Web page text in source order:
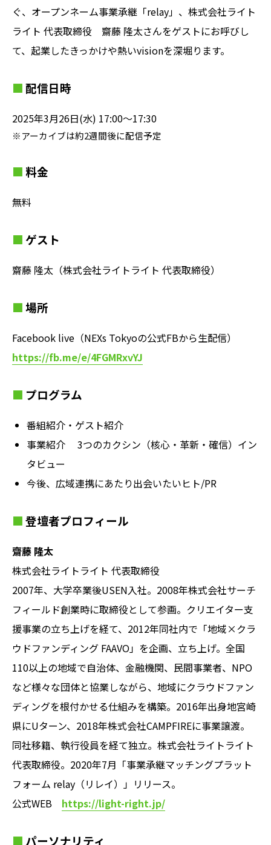
ぐ、オープンネーム事業承継「relay」、株式会社ライト
ライト 代表取締役 齋藤 隆太さんをゲストにお呼びし
て、起業したきっかけや熱いvisionを深堀ります。
配信日時
2025年3月26日(水) 17:00〜17:30
※アーカイブは約2週間後に配信予定
料金
無料
ゲスト
齋藤 隆太（株式会社ライトライト 代表取締役）
場所
Facebook live（NEXs Tokyoの公式FBから生配信）
https://fb.me/e/4FGMRxvYJ
プログラム
番組紹介・ゲスト紹介
事業紹介 3つのカクシン（核心・革新・確信）イン
タビュー
今後、広域連携にあたり出会いたいヒト/PR
登壇者プロフィール
齋藤 隆太
株式会社ライトライト 代表取締役
2007年、大学卒業後USEN入社。2008年株式会社サーチ
フィールド創業時に取締役として参画。クリエイター支
援事業の立ち上げを経て、2012年同社内で「地域×クラ
ウドファンディング FAAVO」を企画、立ち上げ。全国
110以上の地域で自治体、金融機関、民間事業者、NPO
など様々な団体と協業しながら、地域にクラウドファン
ディングを根付かせる仕組みを構築。2016年出身地宮崎
県にUターン、2018年株式会社CAMPFIREに事業譲渡。
同社移籍、執行役員を経て独立。株式会社ライトライト
代表取締役。2020年7月「事業承継マッチングプラット
フォーム relay（リレイ）」リリース。
公式WEB https://light-right.jp/
パーソナリティ